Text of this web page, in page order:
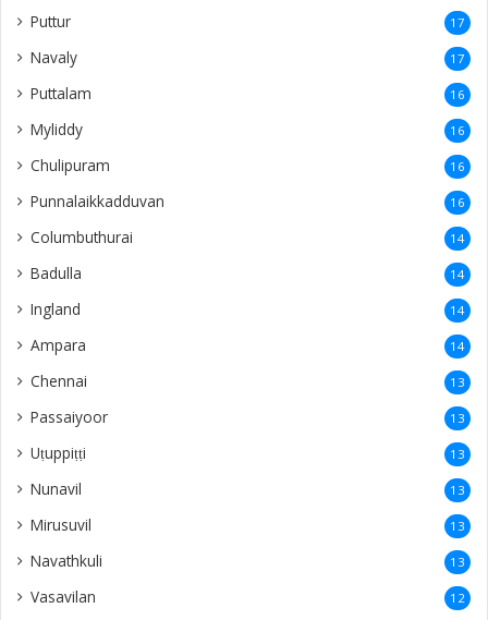
Puttur 17
Navaly 17
Puttalam 16
Myliddy 16
Chulipuram 16
Punnalaikkadduvan 16
Columbuthurai 14
Badulla 14
Ingland 14
Ampara 14
Chennai 13
Passaiyoor 13
Uṭuppiṭṭi 13
Nunavil 13
Mirusuvil 13
Navathkuli 13
Vasavilan 12